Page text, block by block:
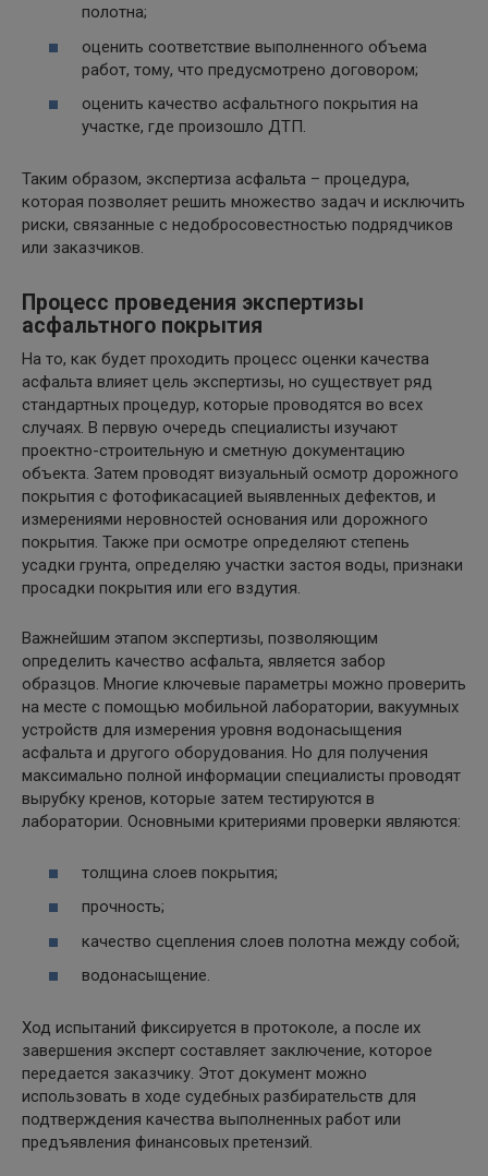
полотна;
оценить соответствие выполненного объема
работ, тому, что предусмотрено договором;
оценить качество асфальтного покрытия на
участке, где произошло ДТП.
Таким образом, экспертиза асфальта – процедура,
которая позволяет решить множество задач и исключить
риски, связанные с недобросовестностью подрядчиков
или заказчиков.
Процесс проведения экспертизы
асфальтного покрытия
На то, как будет проходить процесс оценки качества
асфальта влияет цель экспертизы, но существует ряд
стандартных процедур, которые проводятся во всех
случаях. В первую очередь специалисты изучают
проектно-строительную и сметную документацию
объекта. Затем проводят визуальный осмотр дорожного
покрытия с фотофикасацией выявленных дефектов, и
измерениями неровностей основания или дорожного
покрытия. Также при осмотре определяют степень
усадки грунта, определяю участки застоя воды, признаки
просадки покрытия или его вздутия.
Важнейшим этапом экспертизы, позволяющим
определить качество асфальта, является забор
образцов. Многие ключевые параметры можно проверить
на месте с помощью мобильной лаборатории, вакуумных
устройств для измерения уровня водонасыщения
асфальта и другого оборудования. Но для получения
максимально полной информации специалисты проводят
вырубку кренов, которые затем тестируются в
лаборатории. Основными критериями проверки являются:
толщина слоев покрытия;
прочность;
качество сцепления слоев полотна между собой;
водонасыщение.
Ход испытаний фиксируется в протоколе, а после их
завершения эксперт составляет заключение, которое
передается заказчику. Этот документ можно
использовать в ходе судебных разбирательств для
подтверждения качества выполненных работ или
предъявления финансовых претензий.